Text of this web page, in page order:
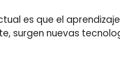
es que el
surgen nuevas